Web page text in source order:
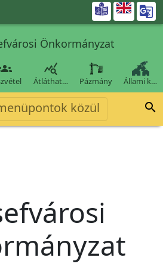

Önkormányzat

Átláthat… Pázmány Állami k…
közül 